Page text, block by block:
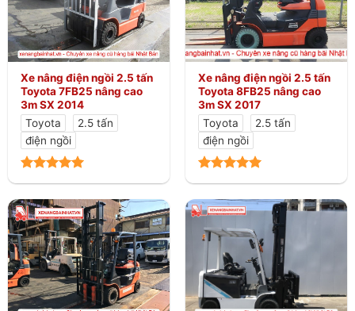
Xe nâng điện ngồi 2.5 tấn
Toyota 7FB25 nâng cao
3m SX 2014
Toyota
2.5 tấn
điện ngồi
Xe nâng điện ngồi 2.5 tấn
Toyota 8FB25 nâng cao
3m SX 2017
Toyota
2.5 tấn
điện ngồi